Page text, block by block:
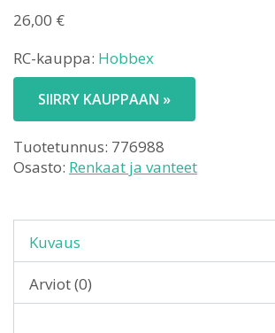
26,00 €
RC-kauppa: Hobbex
SIIRRY KAUPPAAN »
Tuotetunnus: 776988
Osasto: Renkaat ja vanteet
Kuvaus
Arviot (0)